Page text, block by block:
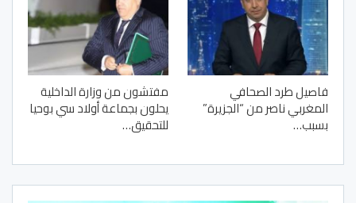
فاصيل طرد الصحافي
المغربي ناصر من “الجزيرة”
بسبب…
مفتشون من وزارة الداخلية
يحلون بجماعة أولاد سي بوحيا
للتحقيق…